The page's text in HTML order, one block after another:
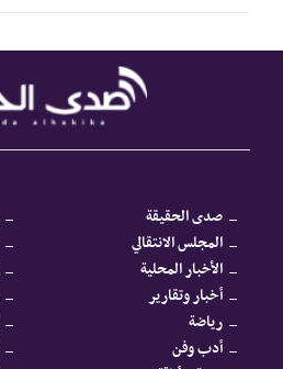
صدى الحقيقة
المجلس الانتقالي
الأخبار المحلية
أخبار وتقارير
رياضة
أدب وفن